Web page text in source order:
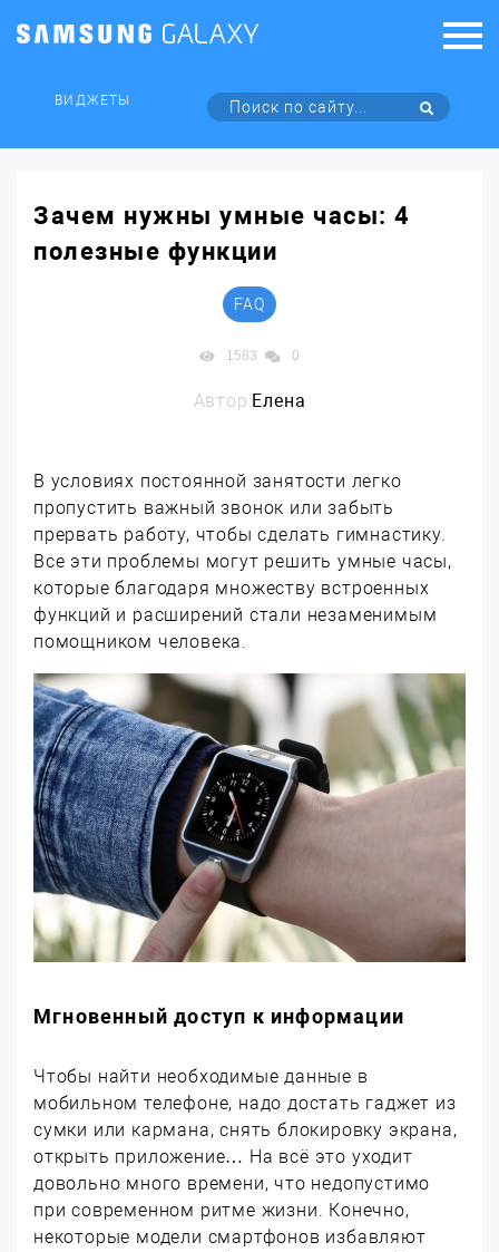
ВИДЖЕТЫ
Зачем нужны умные часы: 4
полезные функции
FAQ
1583 0
Автор:Елена
В условиях постоянной занятости легко
пропустить важный звонок или забыть
прервать работу, чтобы сделать гимнастику.
Все эти проблемы могут решить умные часы,
которые благодаря множеству встроенных
функций и расширений стали незаменимым
помощником человека.
Мгновенный доступ к информации
Чтобы найти необходимые данные в
мобильном телефоне, надо достать гаджет из
сумки или кармана, снять блокировку экрана,
открыть приложение… На всё это уходит
довольно много времени, что недопустимо
при современном ритме жизни. Конечно,
некоторые модели смартфонов избавляют